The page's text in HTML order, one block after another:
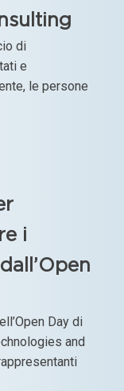
di
e
le persone
i
Day di
and